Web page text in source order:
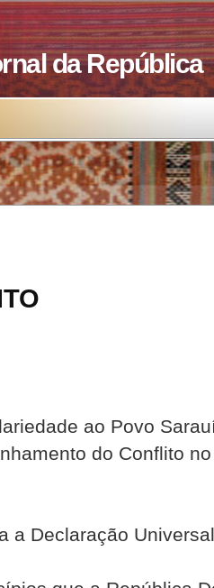
da República
ao Povo
do Conflito
a Declaração